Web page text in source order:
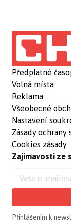
Předplatné
Volná místa
Reklama
Všeobecné
Nastavení
Zásady ochrany
Cookies zásady
Zajímavosti ze
Přihlášením k